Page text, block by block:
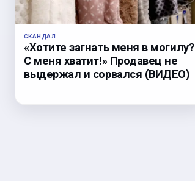
СКАНДАЛ
«Хотите загнать меня в могилу?
С меня хватит!» Продавец не
выдержал и сорвался (ВИДЕО)